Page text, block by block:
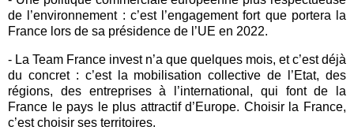
de l’environnement : c’est l’engagement fort que portera la
France lors de sa présidence de l’UE en 2022.
- La Team France investn’a que quelques mois, et c’est déjà
du concret : c’est la mobilisation collective de l’Etat, des
régions, des entreprises à l’international, qui font de la
France le pays le plus attractif d’Europe. Choisir la France,
c’est choisir ses territoires.